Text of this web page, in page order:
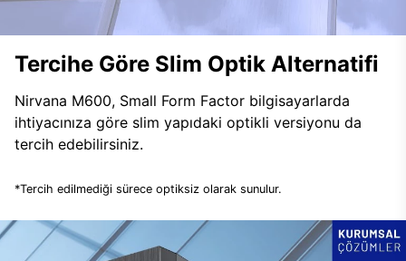
Tercihe Göre Slim Optik Alternatifi
Nirvana M600, Small Form Factor bilgisayarlarda
ihtiyacınıza göre slim yapıdaki optikli versiyonu da
tercih edebilirsiniz.
*Tercih edilmediği sürece optiksiz olarak sunulur.